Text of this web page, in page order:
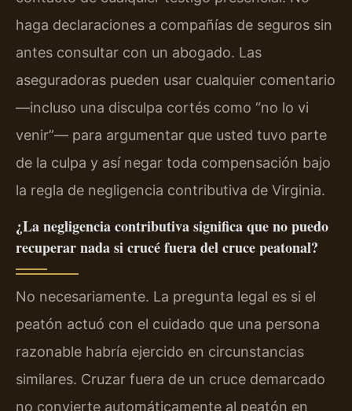
haga declaraciones a compañías de seguros sin
antes consultar con un abogado. Las
aseguradoras pueden usar cualquier comentario
—incluso una disculpa cortés como “no lo vi
venir”— para argumentar que usted tuvo parte
de la culpa y así negar toda compensación bajo
la regla de negligencia contributiva de Virginia.
¿La negligencia contributiva significa que no puedo
recuperar nada si crucé fuera del cruce peatonal?
No necesariamente. La pregunta legal es si el
peatón actuó con el cuidado que una persona
razonable habría ejercido en circunstancias
similares. Cruzar fuera de un cruce demarcado
no convierte automáticamente al peatón en